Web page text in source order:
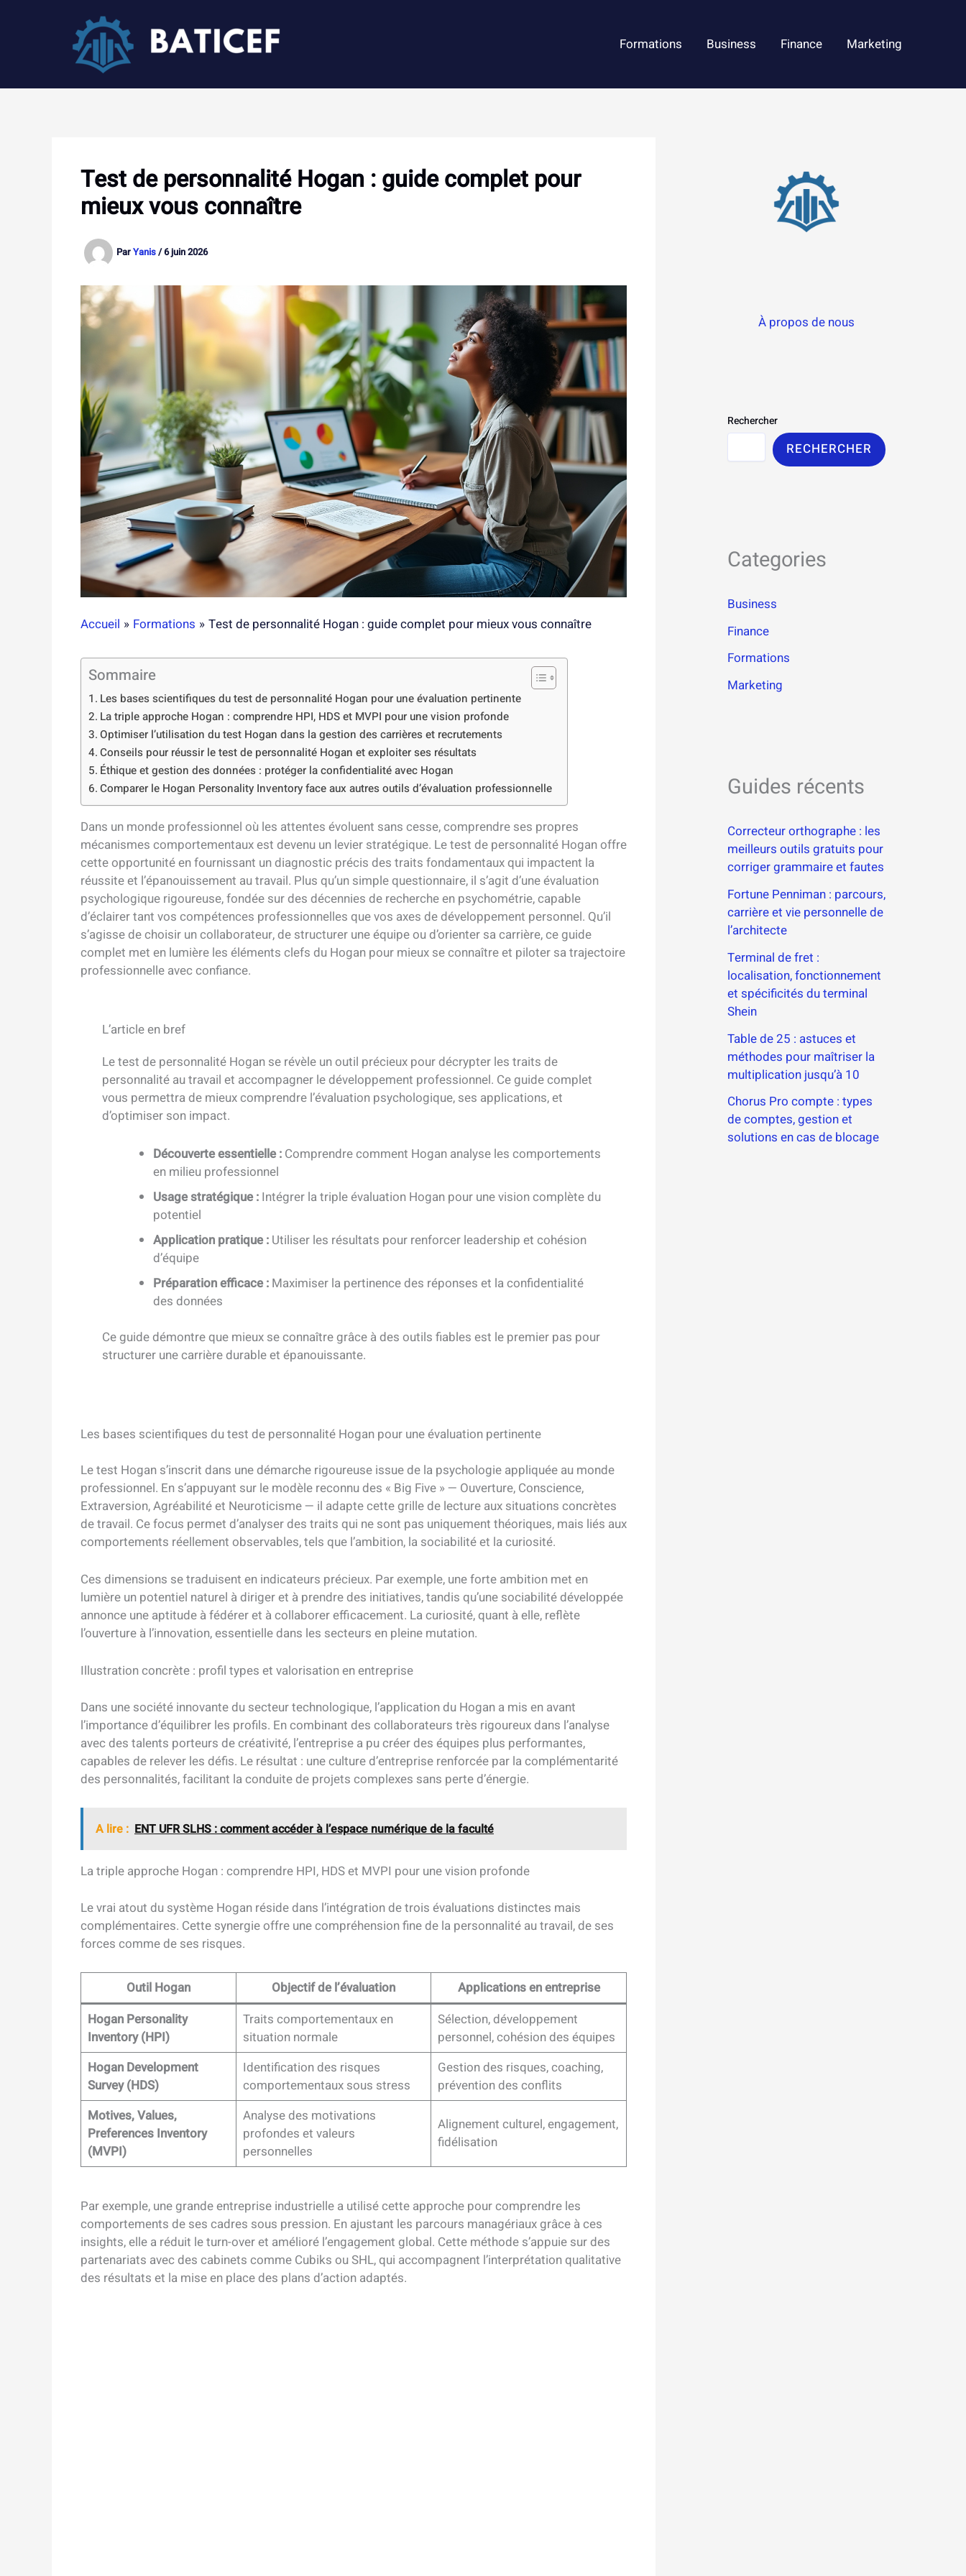
Formations Business Finance Marketing
Test de personnalité Hogan : guide complet pour
mieux vous connaître
ParYanis/6 juin 2026
Accueil Formations Test de personnalité Hogan : guide complet pour mieux vous connaître
Sommaire
Les bases scientifiques du test de personnalité Hogan pour une évaluation pertinente
La triple approche Hogan : comprendre HPI, HDS et MVPI pour une vision profonde
Optimiser l’utilisation du test Hogan dans la gestion des carrières et recrutements
Conseils pour réussir le test de personnalité Hogan et exploiter ses résultats
Éthique et gestion des données : protéger la confidentialité avec Hogan
Comparer le Hogan Personality Inventory face aux autres outils d’évaluation professionnelle
Dans un monde professionnel où les attentes évoluent sans cesse, comprendre ses propres
mécanismes comportementaux est devenu un levier stratégique. Le test de personnalité Hogan offre
cette opportunité en fournissant un diagnostic précis des traits fondamentaux qui impactent la
réussite et l’épanouissement au travail. Plus qu’un simple questionnaire, il s’agit d’une évaluation
psychologique rigoureuse, fondée sur des décennies de recherche en psychométrie, capable
d’éclairer tant vos compétences professionnelles que vos axes de développement personnel. Qu’il
s’agisse de choisir un collaborateur, de structurer une équipe ou d’orienter sa carrière, ce guide
complet met en lumière les éléments clefs du Hogan pour mieux se connaître et piloter sa trajectoire
professionnelle avec confiance.
L’article en bref
Le test de personnalité Hogan se révèle un outil précieux pour décrypter les traits de
personnalité au travail et accompagner le développement professionnel. Ce guide complet
vous permettra de mieux comprendre l’évaluation psychologique, ses applications, et
d’optimiser son impact.
Découverte essentielle : Comprendre comment Hogan analyse les comportements
en milieu professionnel
Usage stratégique : Intégrer la triple évaluation Hogan pour une vision complète du
potentiel
Application pratique : Utiliser les résultats pour renforcer leadership et cohésion
d’équipe
Préparation efficace : Maximiser la pertinence des réponses et la confidentialité
des données
Ce guide démontre que mieux se connaître grâce à des outils fiables est le premier pas pour
structurer une carrière durable et épanouissante.
Les bases scientifiques du test de personnalité Hogan pour une évaluation pertinente
Le test Hogan s’inscrit dans une démarche rigoureuse issue de la psychologie appliquée au monde
professionnel. En s’appuyant sur le modèle reconnu des « Big Five » — Ouverture, Conscience,
Extraversion, Agréabilité et Neuroticisme — il adapte cette grille de lecture aux situations concrètes
de travail. Ce focus permet d’analyser des traits qui ne sont pas uniquement théoriques, mais liés aux
comportements réellement observables, tels que l’ambition, la sociabilité et la curiosité.
Ces dimensions se traduisent en indicateurs précieux. Par exemple, une forte ambition met en
lumière un potentiel naturel à diriger et à prendre des initiatives, tandis qu’une sociabilité développée
annonce une aptitude à fédérer et à collaborer efficacement. La curiosité, quant à elle, reflète
l’ouverture à l’innovation, essentielle dans les secteurs en pleine mutation.
Illustration concrète : profil types et valorisation en entreprise
Dans une société innovante du secteur technologique, l’application du Hogan a mis en avant
l’importance d’équilibrer les profils. En combinant des collaborateurs très rigoureux dans l’analyse
avec des talents porteurs de créativité, l’entreprise a pu créer des équipes plus performantes,
capables de relever les défis. Le résultat : une culture d’entreprise renforcée par la complémentarité
des personnalités, facilitant la conduite de projets complexes sans perte d’énergie.
A lire : ENT UFR SLHS : comment accéder à l’espace numérique de la faculté
La triple approche Hogan : comprendre HPI, HDS et MVPI pour une vision profonde
Le vrai atout du système Hogan réside dans l’intégration de trois évaluations distinctes mais
complémentaires. Cette synergie offre une compréhension fine de la personnalité au travail, de ses
forces comme de ses risques.
Outil Hogan Objectif de l’évaluation
Applications en entreprise
Hogan Personality
Inventory (HPI)
Traits comportementaux en
situation normale
Sélection, développement
personnel, cohésion des équipes
Hogan Development
Survey (HDS)
Identification des risques
comportementaux sous stress
Gestion des risques, coaching,
prévention des conflits
Motives, Values,
Preferences Inventory
(MVPI)
Analyse des motivations
profondes et valeurs
personnelles
Alignement culturel, engagement,
fidélisation
Par exemple, une grande entreprise industrielle a utilisé cette approche pour comprendre les
comportements de ses cadres sous pression. En ajustant les parcours managériaux grâce à ces
insights, elle a réduit le turn-over et amélioré l’engagement global. Cette méthode s’appuie sur des
partenariats avec des cabinets comme Cubiks ou SHL, qui accompagnent l’interprétation qualitative
des résultats et la mise en place des plans d’action adaptés.
À propos de nous
Rechercher
RECHERCHER
Categories
Business
Finance
Formations
Marketing
Guides récents
Correcteur orthographe : les
meilleurs outils gratuits pour
corriger grammaire et fautes
Fortune Penniman : parcours,
carrière et vie personnelle de
l’architecte
Terminal de fret :
localisation, fonctionnement
et spécificités du terminal
Shein
Table de 25 : astuces et
méthodes pour maîtriser la
multiplication jusqu’à 10
Chorus Pro compte : types
de comptes, gestion et
solutions en cas de blocage